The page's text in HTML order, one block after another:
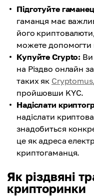
Підготуйте
гаманця має
його
можете допомогти
Купуйте Crypto:
на Різдво онлайн
таких як Cryptomus
пройшовши KYC.
Надіслати
надіслати
знадобиться
це як адреса
криптогаманця.
Як різдвяні
крипторинки